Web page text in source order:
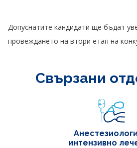
Допуснатите кандидати ще бъдат
провеждането на втори етап на
Свързани
интензивно